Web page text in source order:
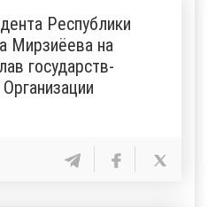
Республики
Мирзиёева на
государств-